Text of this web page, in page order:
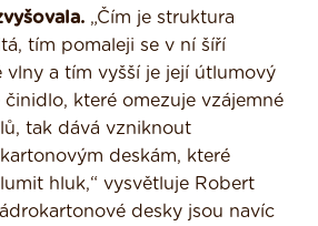
„Čím je struktura
tím pomaleji se v ní šíří
vlny a tím vyšší je její útlumový
které omezuje vzájemné
tak dává vzniknout
deskám, které
hluk,“ vysvětluje Robert
desky jsou navíc